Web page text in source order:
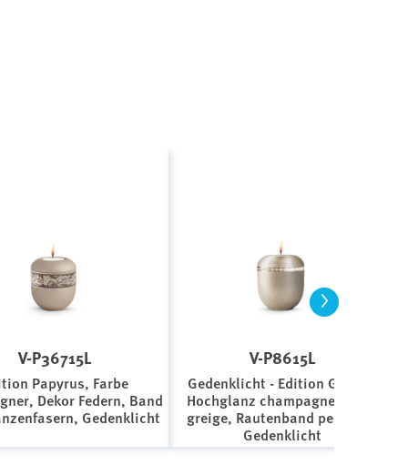
V-P36715L
Papyrus, Farbe
Dekor Federn, Band
Gedenklicht
V-P8615L
Gedenklicht - Edition Girona,
Hochglanz champagner/matt
greige, Rautenband perlmutt,
Gedenklicht
>